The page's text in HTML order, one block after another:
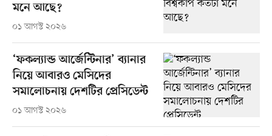
মনে আছে?
০১ আগস্ট ২০২৬
‘ফকল্যান্ড আর্জেন্টিনার’ ব্যানার
নিয়ে আবারও মেসিদের
সমালোচনায় দেশটির প্রেসিডেন্ট
০১ আগস্ট ২০২৬